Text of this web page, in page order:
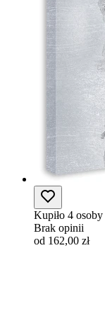
Kupiło 4 osoby
Brak opinii
od 162,00 zł